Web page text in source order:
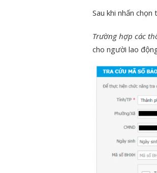
Sau khi nhấn
Trường hợp các
cho người lao